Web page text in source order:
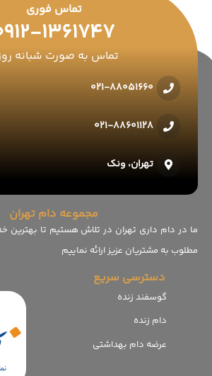
تماس فوری
1361747
تماس به صورت شبانه
021-88051660
021-88601128
تهران، ونک
مجموعه دام تهران
ما در دام داری تهران در تلاش هستیم تا بهترین
مطلوب به مشتریان عزیز ارائه نماییم
دسترسی سریع
گوسفند زنده
دام زنده
عرضه دام بهداشتی